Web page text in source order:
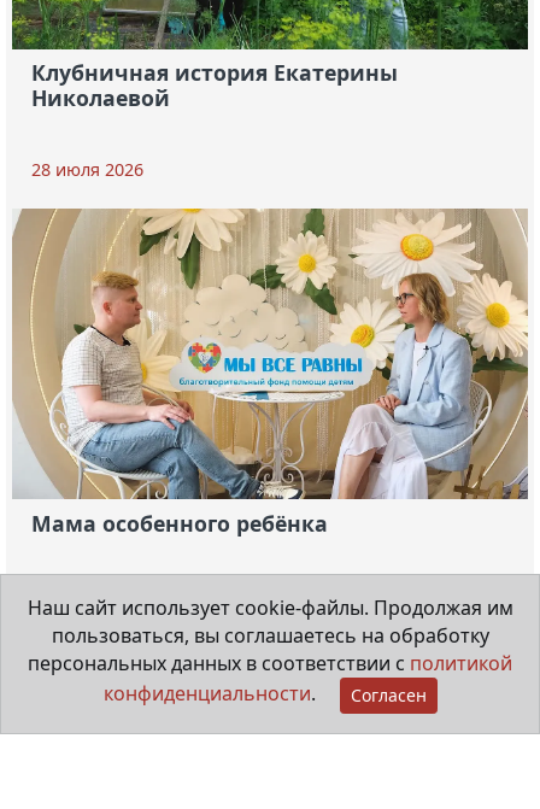
Клубничная история Екатерины
Николаевой
28 июля 2026
Мама особенного ребёнка
29 июня 2026
Наш сайт использует cookie-файлы. Продолжая им
пользоваться, вы соглашаетесь на обработку
персональных данных в соответствии с политикой
конфиденциальности. Согласен